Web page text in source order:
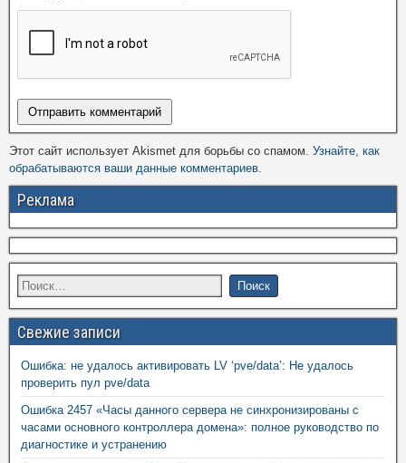
Этот сайт использует Akismet для борьбы со спамом. Узнайте, как
обрабатываются ваши данные комментариев
Реклама
Свежие записи
Ошибка: не удалось активировать LV ‘pve/data’: Не удалось
проверить пул pve/data
Ошибка 2457 «Часы данного сервера не синхронизированы с
часами основного контроллера домена»: полное руководство по
диагностике и устранению